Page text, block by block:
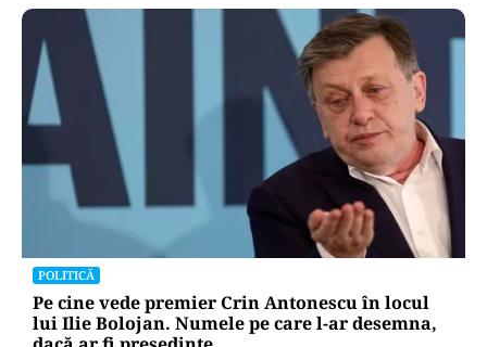
POLITICĂ
Pe cine vede premier Crin Antonescu în locul
lui Ilie Bolojan. Numele pe care l-ar desemna,